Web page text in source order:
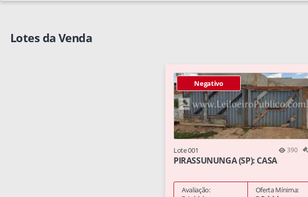
Lotes da Venda
Negativo
Lote 001 390
PIRASSUNUNGA (SP): CASA
Avaliação: Oferta Mínima: